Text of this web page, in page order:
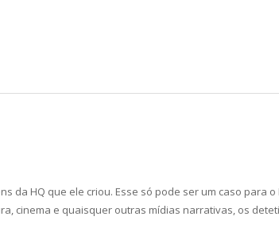
HQ que ele criou. Esse só pode ser um caso para
cinema e quaisquer outras mídias narrativas, os